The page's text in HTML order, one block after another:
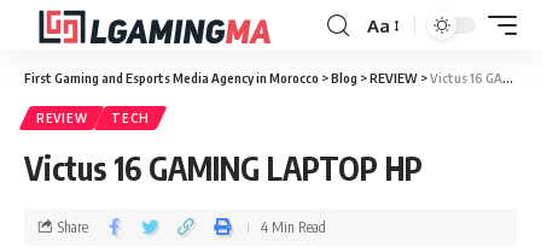
Aa
First Gaming and Esports Media Agency in Morocco >Blog >REVIEW >Victus 16 GAMING LAPTOP​ HP
REVIEW TECH
Victus 16 GAMING LAPTOP​ HP
Share 4 Min Read